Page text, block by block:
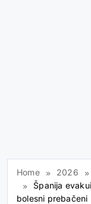
Home 2026
Španija
bolesni prebačeni